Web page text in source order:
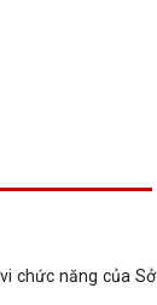
chức năng của Sở